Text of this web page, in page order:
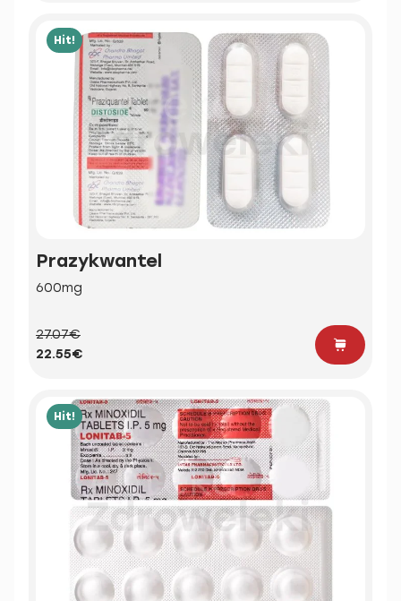
Hit!
Prazykwantel
600mg
27.07€
22.55€
Hit!